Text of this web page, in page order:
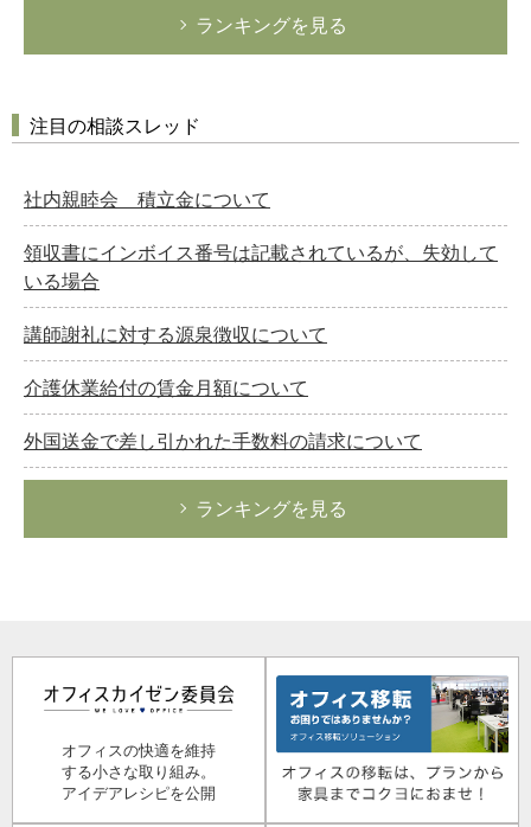
ランキングを見る
注目の相談スレッド
社内親睦会 積立金について
領収書にインボイス番号は記載されているが、失効して
いる場合
講師謝礼に対する源泉徴収について
介護休業給付の賃金月額について
外国送金で差し引かれた手数料の請求について
ランキングを見る
オフィスの快適を維持
する小さな取り組み。
アイデアレシピを公開